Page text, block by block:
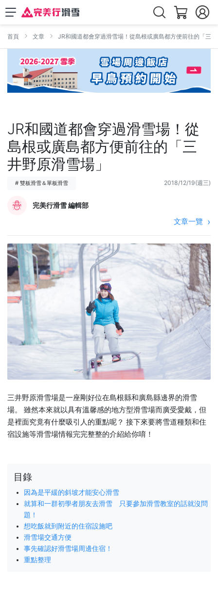
首頁 文章 JR和國道都會穿過滑雪場！從島根或廣島都方便前往的「三
JR和國道都會穿過滑雪場！從
島根或廣島都方便前往的「三
井野原滑雪場」
# 雙板滑雪＆單板滑雪 2018/12/19(週三)
完美行滑雪 編輯部
文章一覽
三井野原滑雪場是一座剛好位在島根縣和廣島縣邊界的滑雪
場。 雖然本來就以具有溫馨感的地方型滑雪場而廣受愛戴，但
是裡面究竟有什麼吸引人的重點呢？ 接下來要將雪道種類和住
宿設施等滑雪場情報完完整整的介紹給你唷！
目錄
因為是平緩的斜坡才能安心滑雪
就算和一群初學者朋友去滑雪 只要參加滑雪教室的話就沒問
題！
想吃飯就到附近的住宿設施吧
滑雪場交通方便
事先確認好滑雪場周邊住宿！
重點整理